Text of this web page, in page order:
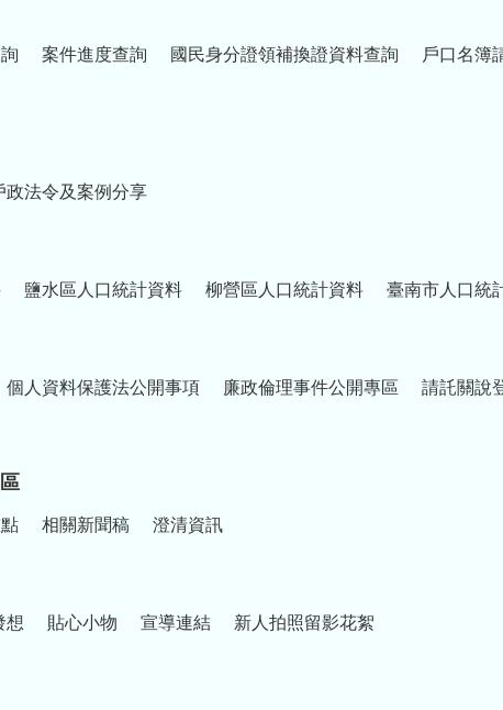
案件進度查詢 國民身分證領補換證資料查詢 戶口名簿
政法令及案例分享
鹽水區人口統計資料 柳營區人口統計資料 臺南市人口統
個人資料保護法公開事項 廉政倫理事件公開專區 請託關說
相關新聞稿 澄清資訊
想 貼心小物 宣導連結 新人拍照留影花絮